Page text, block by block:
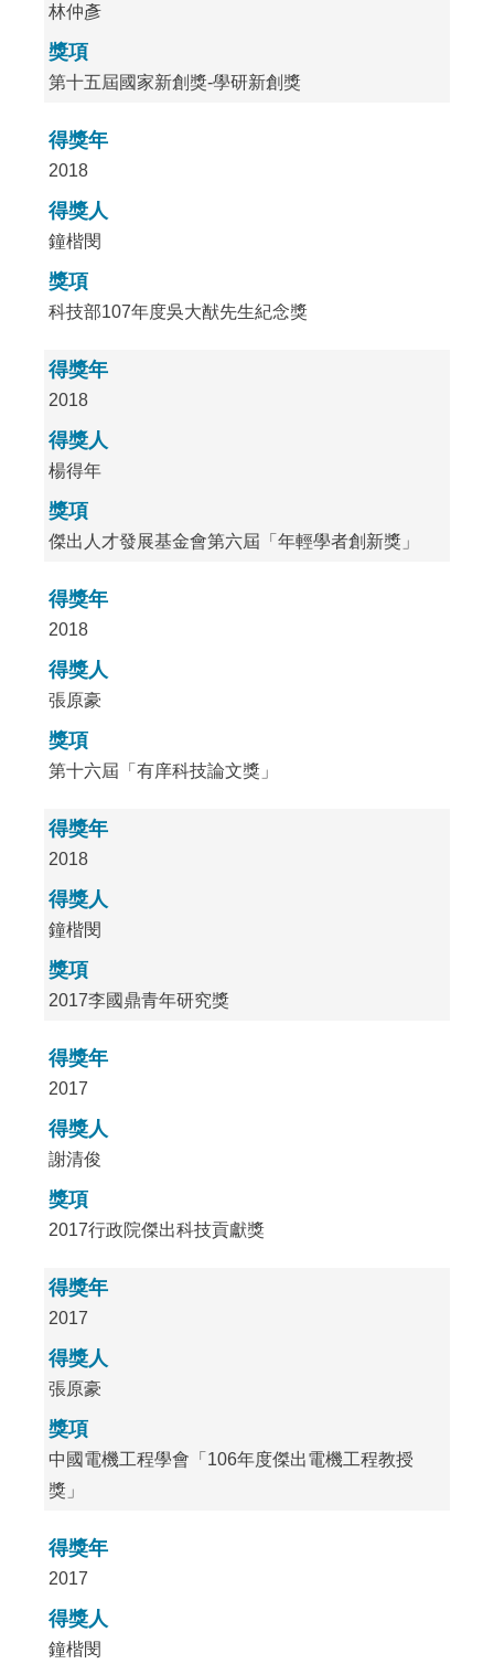
林仲彥
獎項
第十五屆國家新創獎-學研新創獎
得獎年
2018
得獎人
鐘楷閔
獎項
科技部107年度吳大猷先生紀念獎
得獎年
2018
得獎人
楊得年
獎項
傑出人才發展基金會第六屆「年輕學者創新獎」
得獎年
2018
得獎人
張原豪
獎項
第十六屆「有庠科技論文獎」
得獎年
2018
得獎人
鐘楷閔
獎項
2017李國鼎青年研究獎
得獎年
2017
得獎人
謝清俊
獎項
2017行政院傑出科技貢獻獎
得獎年
2017
得獎人
張原豪
獎項
中國電機工程學會「106年度傑出電機工程教授
獎」
得獎年
2017
得獎人
鐘楷閔